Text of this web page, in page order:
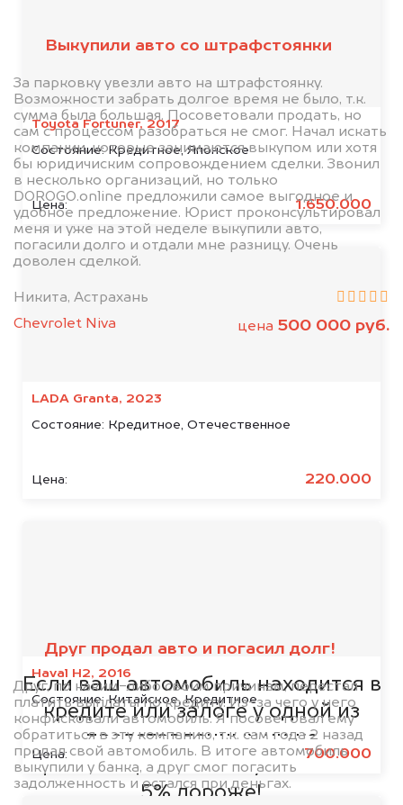
Toyota Fortuner, 2017
Состояние: Кредитное, Японское
Цена: 1.650.000
LADA Granta, 2023
Состояние: Кредитное, Отечественное
Цена: 220.000
Haval H2, 2016
Состояние:Китайское, Кредитное
Цена: 700.000
Выкупили авто со штрафстоянки
За парковку увезли авто на штрафстоянку.
Возможности забрать долгое время не было, т.к.
сумма была большая. Посоветовали продать, но
сам с процессом разобраться не смог. Начал искать
компании, которые занимаются выкупом или хотя
бы юридичиским сопровождением сделки. Звонил
в несколько организаций, но только
DOROGO.online предложили самое выгодное и
удобное предложение. Юрист проконсультировал
меня и уже на этой неделе выкупили авто,
погасили долго и отдали мне разницу. Очень
доволен сделкой.
Никита, Астрахань
Chevrolet Niva
цена 500 000 руб.
Друг продал авто и погасил долг!
Друг, по каким-либо своим причинам, перестал
платить выплаты по кредиту. Из-за чего у него
конфисковали автомобиль. Я посоветовал ему
обратиться в эту компанию, т.к. сам года 2 назад
продал свой автомобиль. В итоге автомобиль
выкупили у банка, а друг смог погасить
задолженность и остался при деньгах.
банками
Если ваш автомобиль находится в
кредите или залоге у одной из
представленных ниже
организаций, то мы купим его на
5% дороже!